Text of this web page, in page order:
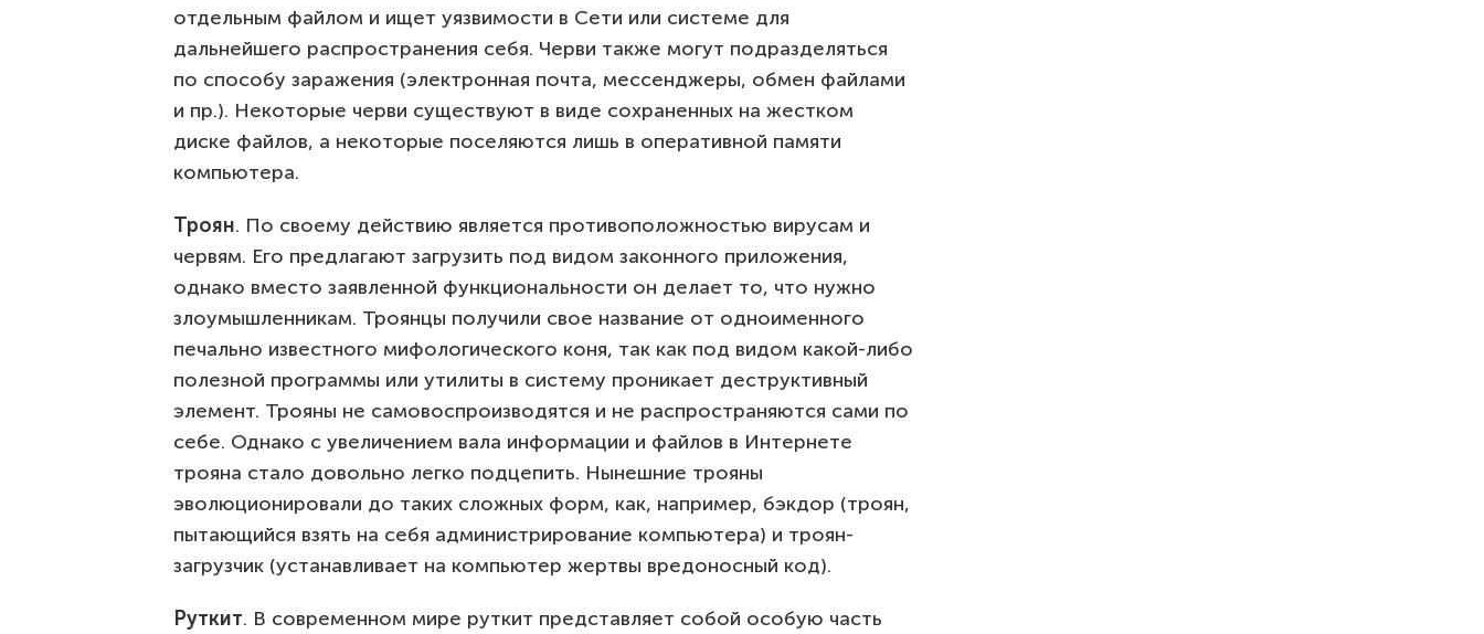
отдельным файлом и ищет уязвимости в Сети или системе для
дальнейшего распространения себя. Черви также могут подразделяться
по способу заражения (электронная почта, мессенджеры, обмен файлами
и пр.). Некоторые черви существуют в виде сохраненных на жестком
диске файлов, а некоторые поселяются лишь в оперативной памяти
компьютера.
Троян. По своему действию является противоположностью вирусам и
червям. Его предлагают загрузить под видом законного приложения,
однако вместо заявленной функциональности он делает то, что нужно
злоумышленникам. Троянцы получили свое название от одноименного
печально известного мифологического коня, так как под видом какой-либо
полезной программы или утилиты в систему проникает деструктивный
элемент. Трояны не самовоспроизводятся и не распространяются сами по
себе. Однако с увеличением вала информации и файлов в Интернете
трояна стало довольно легко подцепить. Нынешние трояны
эволюционировали до таких сложных форм, как, например, бэкдор (троян,
пытающийся взять на себя администрирование компьютера) и троян-
загрузчик (устанавливает на компьютер жертвы вредоносный код).
Руткит. В современном мире руткит представляет собой особую часть